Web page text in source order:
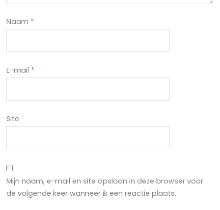
Naam *
E-mail *
Site
Mijn naam, e-mail en site opslaan in deze browser voor
de volgende keer wanneer ik een reactie plaats.